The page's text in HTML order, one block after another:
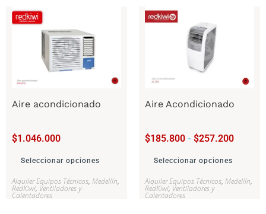
Aire acondicionado
$1.046.000
Seleccionar opciones
Alquiler Equipos Técnicos, Medellín,
RedKiwi, Ventiladores y
Calentadores
Aire Acondicionado
$185.800 - $257.200
Seleccionar opciones
Alquiler Equipos Técnicos, Medellín,
RedKiwi, Ventiladores y
Calentadores